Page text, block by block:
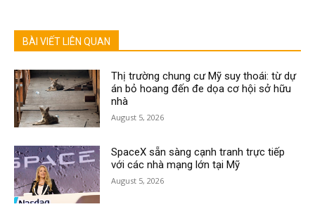
BÀI VIẾT LIÊN QUAN
Thị trường chung cư Mỹ suy thoái: từ dự
án bỏ hoang đến đe dọa cơ hội sở hữu
nhà
August 5, 2026
SpaceX sẵn sàng cạnh tranh trực tiếp
với các nhà mạng lớn tại Mỹ
August 5, 2026